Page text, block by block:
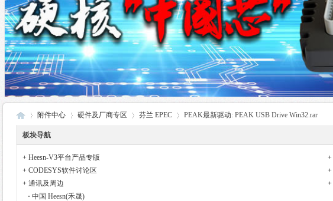
附件中心
›
硬件及厂商专区 芬兰 EPEC PEAK最新驱动: PEAK USB Drive Win32.rar
板块导航
+ Heesn-V3平台产品专版 +
+ CODESYS软件讨论区 +
+ 通讯及周边 +
· 中国 Heesn(禾晟)